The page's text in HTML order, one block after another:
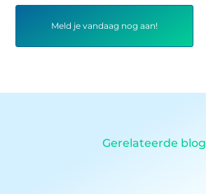
Meld je vandaag nog aan!
Gerelateerde